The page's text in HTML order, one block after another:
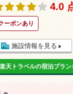
4.0
ーポンあり
施設情報を見る
楽天トラベルの宿泊プラン